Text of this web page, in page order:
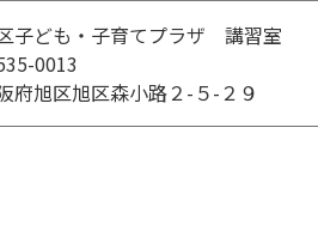
子ども・子育てプラザ 講習室
0013
府旭区旭区森小路２-５-２９